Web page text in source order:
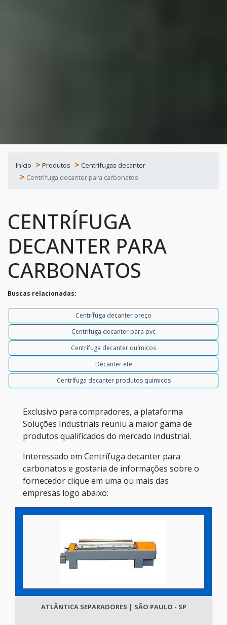
Início Produtos
Centrífugas decanter
Centrífuga decanter para carbonatos
CENTRÍFUGA
DECANTER PARA
CARBONATOS
Buscas relacionadas:
Centrífuga decanter preço
Centrífuga decanter para pvc
Centrífuga decanter químicos
Decanter ete
Centrífuga decanter produtos químicos
Exclusivo para compradores, a plataforma
Soluções Industriais reuniu a maior gama de
produtos qualificados do mercado industrial.
Interessado em Centrífuga decanter para
carbonatos e gostaria de informações sobre o
fornecedor clique em uma ou mais das
empresas logo abaixo:
ATLÂNTICA SEPARADORES | SÃO PAULO - SP